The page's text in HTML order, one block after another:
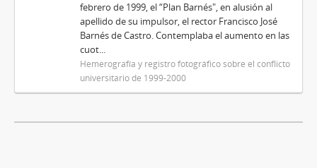
febrero de 1999, el “Plan Barnés", en alusión al
apellido de su impulsor, el rector Francisco José
Barnés de Castro. Contemplaba el aumento en las
cuot...
Hemerografía y registro fotográfico sobre el conflicto
universitario de 1999-2000